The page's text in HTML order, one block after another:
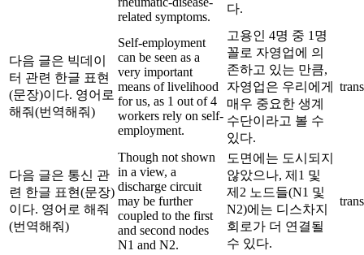
related symptoms.
다.
다음 글은 빅데이
터 관련 한글 표현
(문장)이다. 영어로
해줘(번역해줘)
Self-employment
can be seen as a
very important
means of livelihood
for us, as 1 out of 4
workers rely on self-
employment.
고용인 4명 중 1명
꼴로 자영업에 의
존하고 있는 만큼,
자영업은 우리에게
매우 중요한 생계
수단이라고 볼 수
있다.
다음 글은 통신 관
련 한글 표현(문장)
이다. 영어로 해줘
(번역해줘)
Though not shown
in a view, a
discharge circuit
may be further
coupled to the first
and second nodes
N1 and N2.
도면에는 도시되지
않았으나, 제1 및
제2 노드들(N1 및
N2)에는 디스차지
회로가 더 연결될
수 있다.